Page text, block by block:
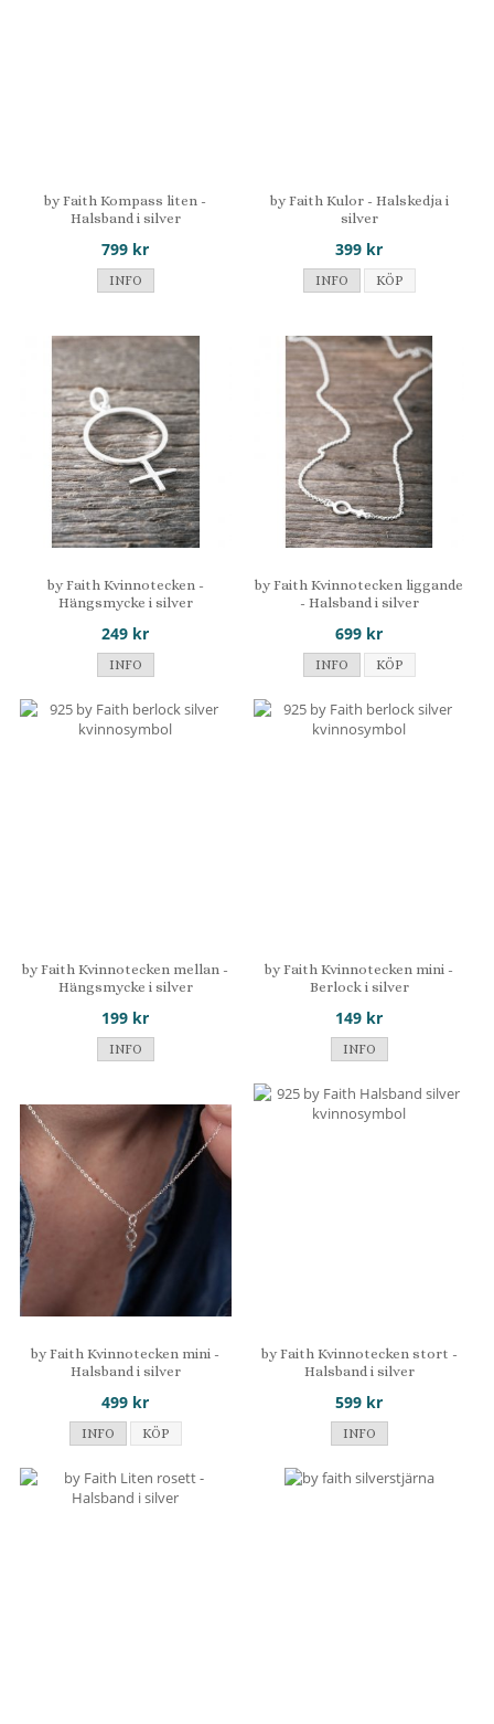
by Faith Kompass liten -
Halsband i silver
799 kr
INFO
by Faith Kulor - Halskedja i
silver
399 kr
INFO KÖP
by Faith Kvinnotecken -
Hängsmycke i silver
249 kr
INFO
by Faith Kvinnotecken liggande
- Halsband i silver
699 kr
INFO KÖP
by Faith Kvinnotecken mellan -
Hängsmycke i silver
199 kr
INFO
by Faith Kvinnotecken mini -
Berlock i silver
149 kr
INFO
by Faith Kvinnotecken mini -
Halsband i silver
499 kr
INFO KÖP
by Faith Kvinnotecken stort -
Halsband i silver
599 kr
INFO